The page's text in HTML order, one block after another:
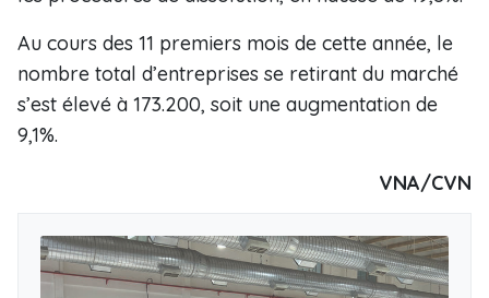
Au cours des 11 premiers mois de cette année, le
nombre total d’entreprises se retirant du marché
s’est élevé à 173.200, soit une augmentation de
9,1%.
VNA/CVN